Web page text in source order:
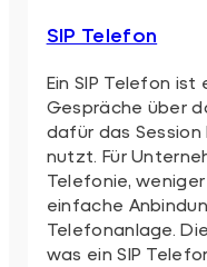
SIP Telefon
Ein SIP Telefon ist
Gespräche über
dafür das Session
nutzt. Für
Telefonie,
einfache
Telefonanlage.
was ein SIP